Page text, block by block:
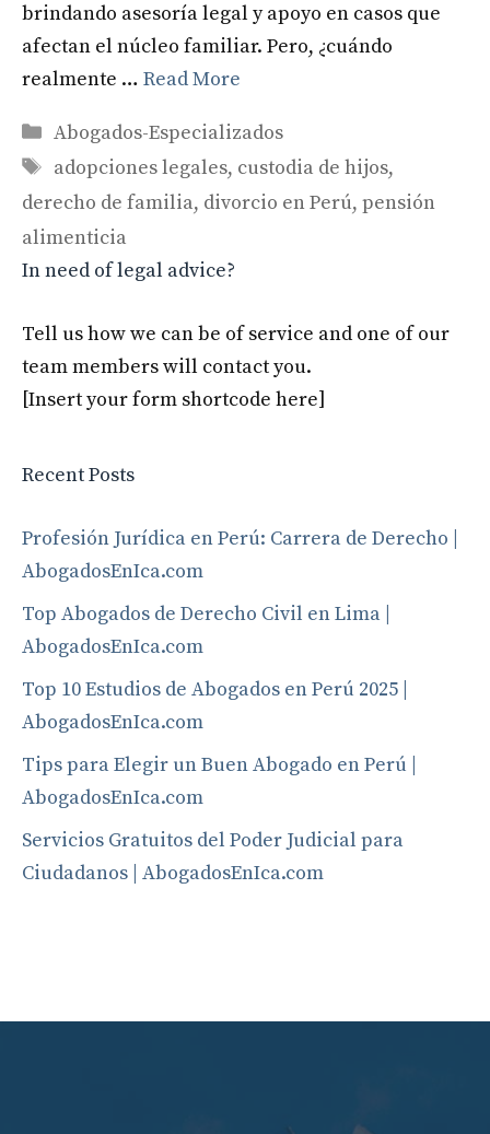
brindando asesoría legal y apoyo en casos que
afectan el núcleo familiar. Pero, ¿cuándo
realmente … Read More
Categories
Abogados-Especializados
Tags
adopciones legales, custodia de hijos,
derecho de familia, divorcio en Perú, pensión
alimenticia
In need of legal advice?
Tell us how we can be of service and one of our
team members will contact you.
[Insert your form shortcode here]
Recent Posts
Profesión Jurídica en Perú: Carrera de Derecho |
AbogadosEnIca.com
Top Abogados de Derecho Civil en Lima |
AbogadosEnIca.com
Top 10 Estudios de Abogados en Perú 2025 |
AbogadosEnIca.com
Tips para Elegir un Buen Abogado en Perú |
AbogadosEnIca.com
Servicios Gratuitos del Poder Judicial para
Ciudadanos | AbogadosEnIca.com